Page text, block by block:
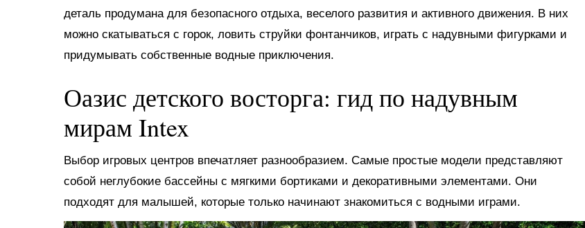
деталь продумана для безопасного отдыха, веселого развития и активного движения. В них
можно скатываться с горок, ловить струйки фонтанчиков, играть с надувными фигурками и
придумывать собственные водные приключения.
Оазис детского восторга: гид по надувным
мирам Intex
Выбор игровых центров впечатляет разнообразием. Самые простые модели представляют
собой неглубокие бассейны с мягкими бортиками и декоративными элементами. Они
подходят для малышей, которые только начинают знакомиться с водными играми.